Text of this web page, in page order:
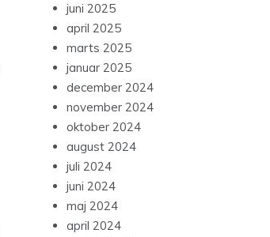
juni 2025
april 2025
marts 2025
januar 2025
december 2024
november 2024
oktober 2024
august 2024
juli 2024
juni 2024
maj 2024
april 2024